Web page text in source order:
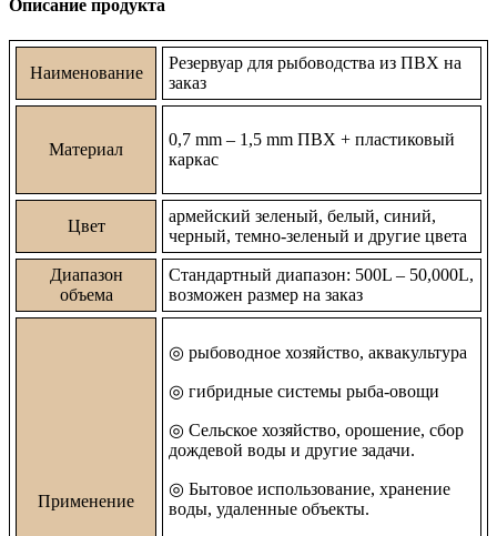
Описание продукта
Наименование
Резервуар для рыбоводства из ПВХ на
заказ
Материал
0,7 mm – 1,5 mm ПВХ + пластиковый
каркас
Цвет
армейский зеленый, белый, синий,
черный, темно-зеленый и другие цвета
Диапазон
объема
Стандартный диапазон: 500L – 50,000L,
возможен размер на заказ
Применение
◎ рыбоводное хозяйство, аквакультура
◎ гибридные системы рыба-овощи
◎ Сельское хозяйство, орошение, сбор
дождевой воды и другие задачи.
◎ Бытовое использование, хранение
воды, удаленные объекты.